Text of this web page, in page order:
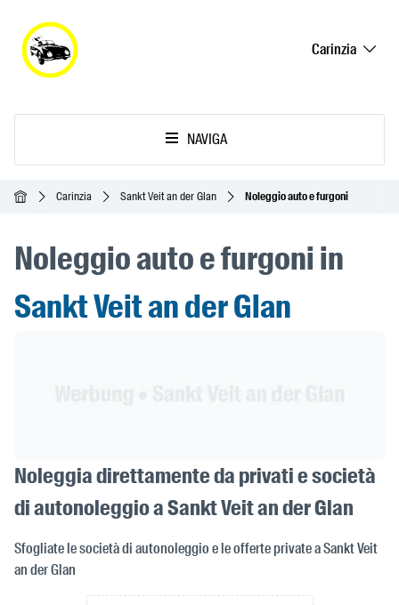
Carinzia
NAVIGA
Home Carinzia Sankt Veit an der Glan Noleggio auto e furgoni
Noleggio auto e furgoni in
Sankt Veit an der Glan
Noleggia direttamente da privati e società
di autonoleggio a Sankt Veit an der Glan
Sfogliate le società di autonoleggio e le offerte private a Sankt Veit
an der Glan